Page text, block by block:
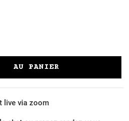
AU PANIER
live via zoom